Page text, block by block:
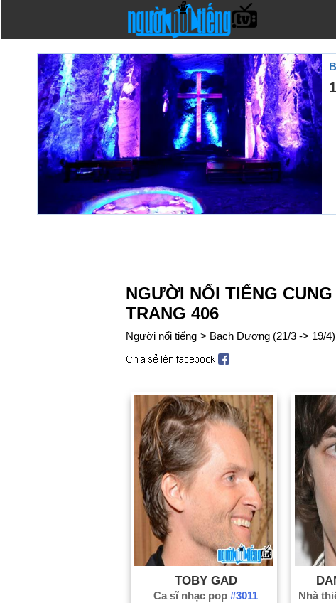
NGƯỜI NỔI TIẾNG
TRANG 406
Người nổi tiếng > Bạch Dương (21/3 -> 19/4)
TOBY GAD
Ca sĩ nhạc pop#3011
Nhà